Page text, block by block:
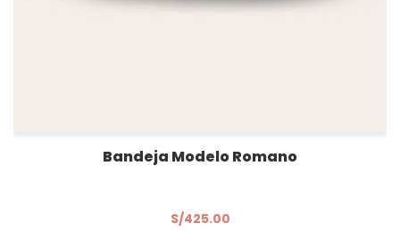
Bandeja Modelo Romano
S/425.00